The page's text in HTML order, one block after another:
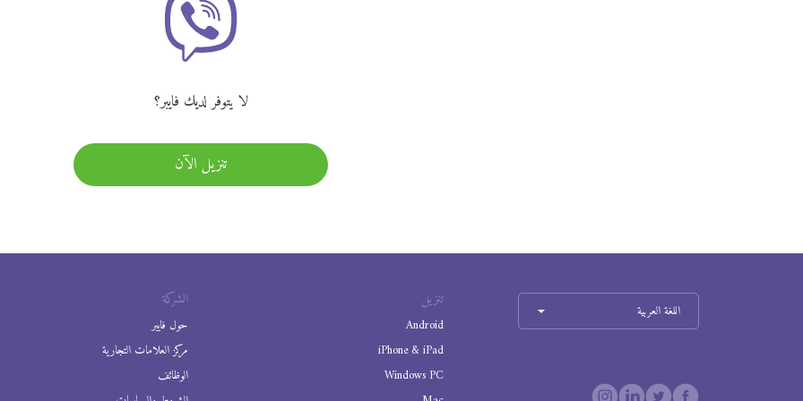
لا يتوفر لديك فايبر؟
تنزيل الآن
الشركة
حول فايبر
مركز العلامات التجارية
الوظائف
تنزيل
Android
iPhone & iPad
Windows PC
اللغة العربية